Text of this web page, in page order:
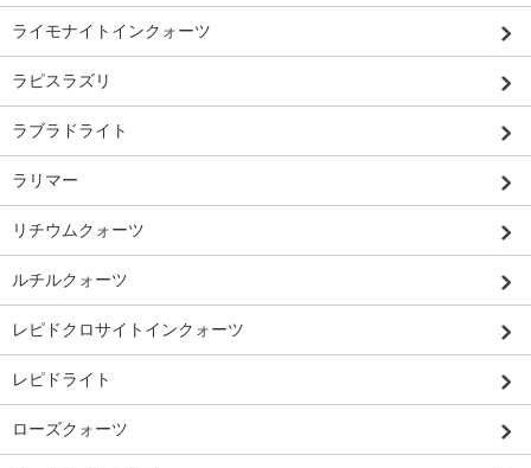
ライモナイトインクォーツ
ラピスラズリ
ラブラドライト
ラリマー
リチウムクォーツ
ルチルクォーツ
レピドクロサイトインクォーツ
レピドライト
ローズクォーツ